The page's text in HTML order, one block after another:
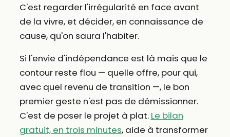
C'est regarder l'irrégularité en face avant
de la vivre, et décider, en connaissance de
cause, qu'on saura l'habiter.
Si l'envie d'indépendance est là mais que le
contour reste flou — quelle offre, pour qui,
avec quel revenu de transition —, le bon
premier geste n'est pas de démissionner.
C'est de poser le projet à plat. Le bilan
gratuit, en trois minutes, aide à transformer